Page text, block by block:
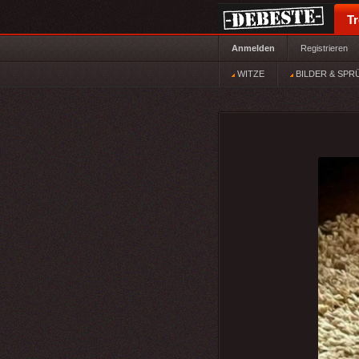
Anmelden Registrieren
WITZE BILDER &